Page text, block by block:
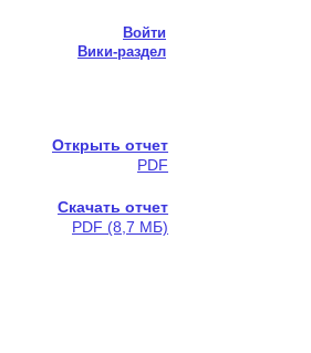
Войти
Вики-раздел
Открыть отчет
PDF
Скачать отчет
PDF (8,7 МБ)